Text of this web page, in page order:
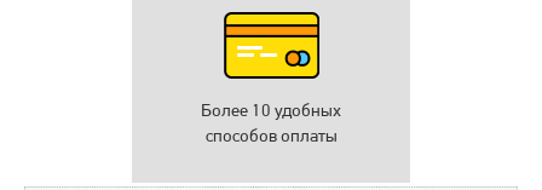
Более 10 удобных
способов оплаты